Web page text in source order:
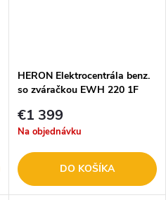
HERON Elektrocentrála benz.
so zváračkou EWH 220 1F
€1 399
Na objednávku
DO KOŠÍKA